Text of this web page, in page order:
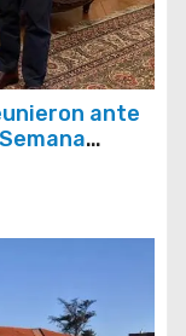
ante